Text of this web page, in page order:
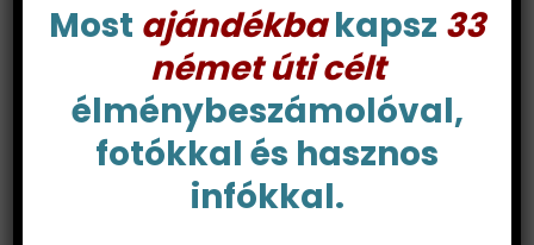
Most ajándékbakapsz 33
német úti célt
élménybeszámolóval,
fotókkal és hasznos
infókkal.